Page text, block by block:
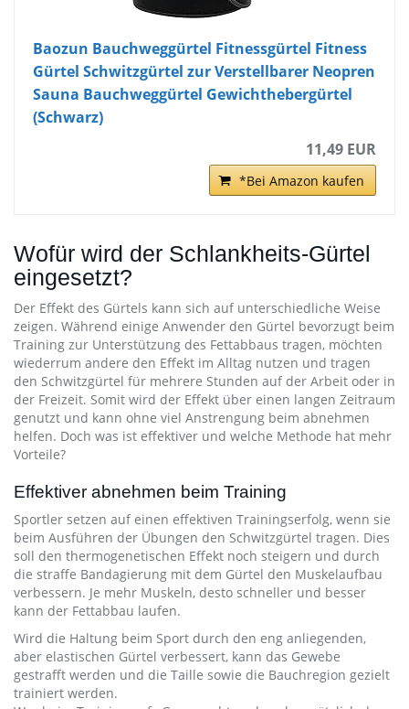
Baozun Bauchweggürtel Fitnessgürtel Fitness
Gürtel Schwitzgürtel zur Verstellbarer Neopren
Sauna Bauchweggürtel Gewichthebergürtel
(Schwarz)
11,49 EUR
*Bei Amazon kaufen
Wofür wird der Schlankheits-Gürtel
eingesetzt?
Der Effekt des Gürtels kann sich auf unterschiedliche Weise
zeigen. Während einige Anwender den Gürtel bevorzugt beim
Training zur Unterstützung des Fettabbaus tragen, möchten
wiederrum andere den Effekt im Alltag nutzen und tragen
den Schwitzgürtel für mehrere Stunden auf der Arbeit oder in
der Freizeit. Somit wird der Effekt über einen langen Zeitraum
genutzt und kann ohne viel Anstrengung beim abnehmen
helfen. Doch was ist effektiver und welche Methode hat mehr
Vorteile?
Effektiver abnehmen beim Training
Sportler setzen auf einen effektiven Trainingserfolg, wenn sie
beim Ausführen der Übungen den Schwitzgürtel tragen. Dies
soll den thermogenetischen Effekt noch steigern und durch
die straffe Bandagierung mit dem Gürtel den Muskelaufbau
verbessern. Je mehr Muskeln, desto schneller und besser
kann der Fettabbau laufen.
Wird die Haltung beim Sport durch den eng anliegenden,
aber elastischen Gürtel verbessert, kann das Gewebe
gestrafft werden und die Taille sowie die Bauchregion gezielt
trainiert werden.